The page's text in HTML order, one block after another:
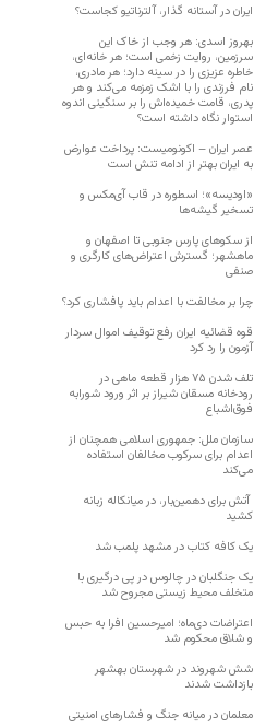
ایران در آستانه گذار، آلترناتیو کجاست؟
بهروز اسدی: هر وجب از خاک‌ این
سرزمین، روایت زخمی است؛ هر خانه‌ای،
خاطره عزیزی را در سینه دارد؛ هر مادری،
نام فرزندی را با اشک زمزمه می‌کند و هر
پدری، قامت خمیده‌اش را بر سنگینی اندوه
استوار نگاه داشته است؟
عصر ایران – اکونومیست: پرداخت عوارض
به ایران بهتر از ادامه تنش است
«اودیسه»؛ اسطوره در قاب آی‌مکس و
تسخیر گیشه‌ها
از سکوهای پارس جنوبی تا اصفهان و
ماهشهر؛ گسترش اعتراض‌های کارگری و
صنفی
چرا بر مخالفت با اعدام باید پافشاری کرد؟
قوه قضائیه ایران رفع توقیف اموال سردار
آزمون را رد کرد
تلف شدن ۷۵ هزار قطعه ماهی در
رودخانه مسقان شیراز بر اثر ورود شورابه
فوق‌اشباع
سازمان ملل: جمهوری اسلامی همچنان از
اعدام برای سرکوب مخالفان استفاده
می‌کند
آتش برای دهمین‌بار، در میانکاله زبانه
کشید
یک کافه کتاب در مشهد پلمب شد
یک جنگلبان در چالوس در پی درگیری با
متخلف محیط زیستی مجروح شد
اعتراضات دی‌ماه؛ امیرحسین افرا به حبس
و شلاق محکوم شد
شش شهروند در شهرستان بهشهر
بازداشت شدند
معلمان در میانه جنگ و فشارهای امنیتی